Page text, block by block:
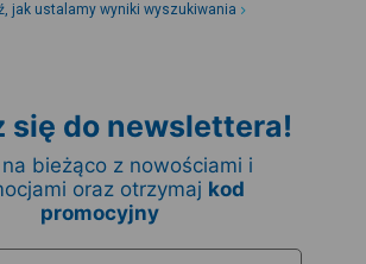
jak ustalamy wyniki wyszukiwania
się do newslettera!
bieżąco z nowościami i
oraz otrzymaj kod
promocyjny